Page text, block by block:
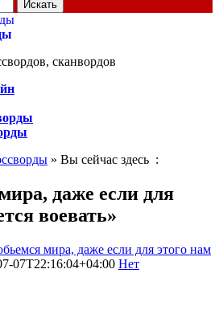
сканвордов
» Вы сейчас здесь :
даже если для
воевать»
мира, даже если для этого нам
07T22:16:04+04:00 Нет